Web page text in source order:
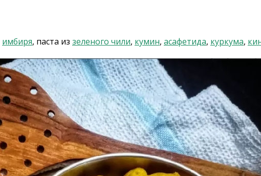
имбиря, паста из зеленого чили, кумин, асафетида, куркума,